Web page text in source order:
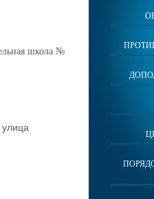
школа №